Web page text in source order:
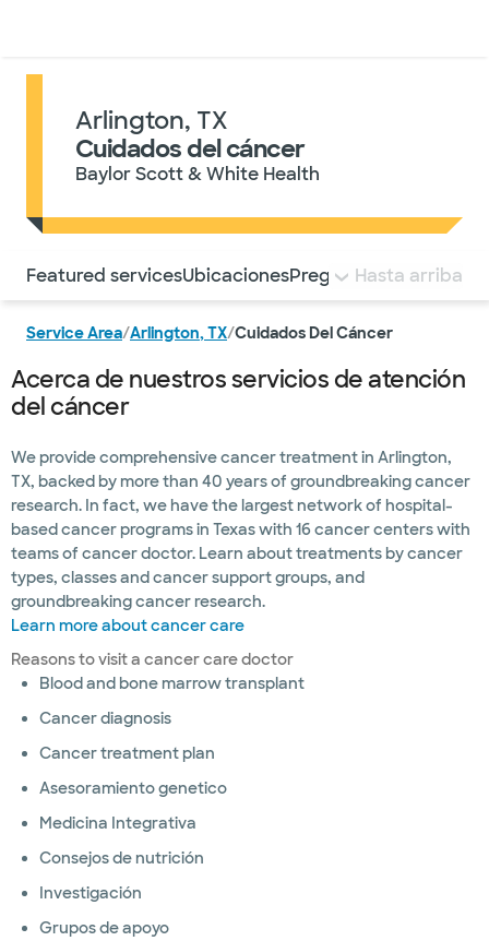
Arlington, TX
Cuidados del cáncer
Baylor Scott & White Health
Utilice esta navegación para saltar rápidamente a
Featured servicesUbicacionesPreguntas frecuentes
Hasta arriba
Service Area/Arlington, TX/Cuidados Del Cáncer
Acerca de nuestros servicios de atención
del cáncer
We provide comprehensive cancer treatment in Arlington,
TX, backed by more than 40 years of groundbreaking cancer
research. In fact, we have the largest network of hospital-
based cancer programs in Texas with 16 cancer centers with
teams of cancer doctor. Learn about treatments by cancer
types, classes and cancer support groups, and
groundbreaking cancer research.
Learn more about cancer care
Reasons to visit a cancer care doctor
Blood and bone marrow transplant
Cancer diagnosis
Cancer treatment plan
Asesoramiento genetico
Medicina Integrativa
Consejos de nutrición
Investigación
Grupos de apoyo